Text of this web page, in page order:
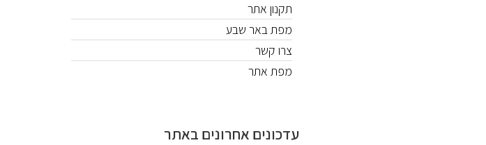
תקנון אתר
מפת באר שבע
צרו קשר
מפת אתר
עדכונים אחרונים באתר